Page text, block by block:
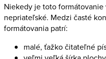
Niekedy je toto
nepriateľské. Medzi časté
formátovania patrí:
malé, ťažko čitateľné